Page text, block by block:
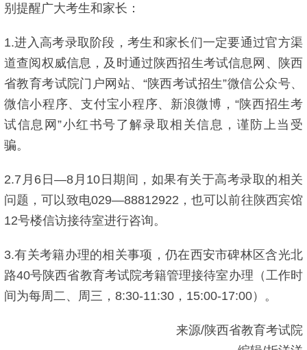
别提醒广大考生和家长：
1.进入高考录取阶段，考生和家长们一定要通过官方渠
道查阅权威信息，及时通过陕西招生考试信息网、陕西
省教育考试院门户网站、“陕西考试招生”微信公众号、
微信小程序、支付宝小程序、新浪微博，“陕西招生考
试信息网”小红书号了解录取相关信息，谨防上当受
骗。
2.7月6日—8月10日期间，如果有关于高考录取的相关
问题，可以致电029—88812922，也可以前往陕西宾馆
12号楼信访接待室进行咨询。
3.有关考籍办理的相关事项，仍在西安市碑林区含光北
路40号陕西省教育考试院考籍管理接待室办理（工作时
间为每周二、周三，8:30-11:30，15:00-17:00）。
来源/陕西省教育考试院